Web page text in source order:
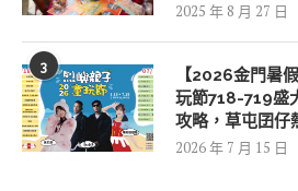
2025 年 8 月 27 日
3
【2026金門暑
玩節718-719盛
攻略，草屯囝仔
2026 年 7 月 15 日